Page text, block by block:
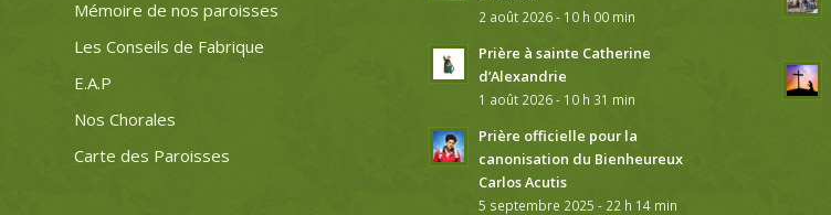
Mémoire de nos paroisses
Les Conseils de Fabrique
E.A.P
Nos Chorales
Carte des Paroisses
2 août 2026 - 10 h 00 min
Prière à sainte Catherine
d’Alexandrie
1 août 2026 - 10 h 31 min
Prière officielle pour la
canonisation du Bienheureux
Carlos Acutis
5 septembre 2025 - 22 h 14 min